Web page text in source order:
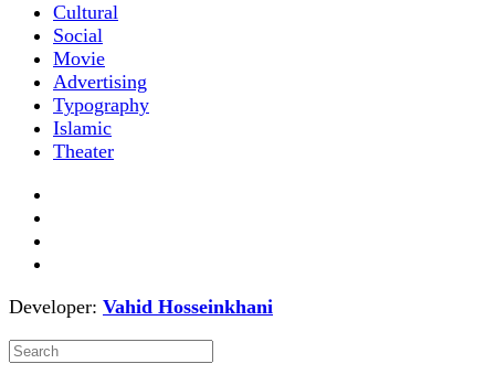
Cultural
Social
Movie
Advertising
Typography
Islamic
Theater
Developer: Vahid Hosseinkhani